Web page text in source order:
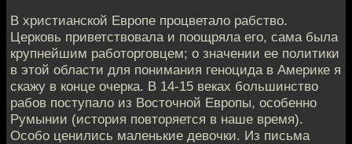
В христианской Европе процветало рабство.
Церковь приветствовала и поощряла его, сама была
крупнейшим работорговцем; о значении ее политики
в этой области для понимания геноцида в Америке я
скажу в конце очерка. В 14-15 веках большинство
рабов поступало из Восточной Европы, особенно
Румынии (история повторяется в наше время).
Особо ценились маленькие девочки. Из письма